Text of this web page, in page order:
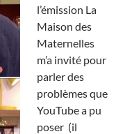
l’émission La
Maison des
Maternelles
m’a invité pour
parler des
problèmes que
YouTube a pu
poser (il